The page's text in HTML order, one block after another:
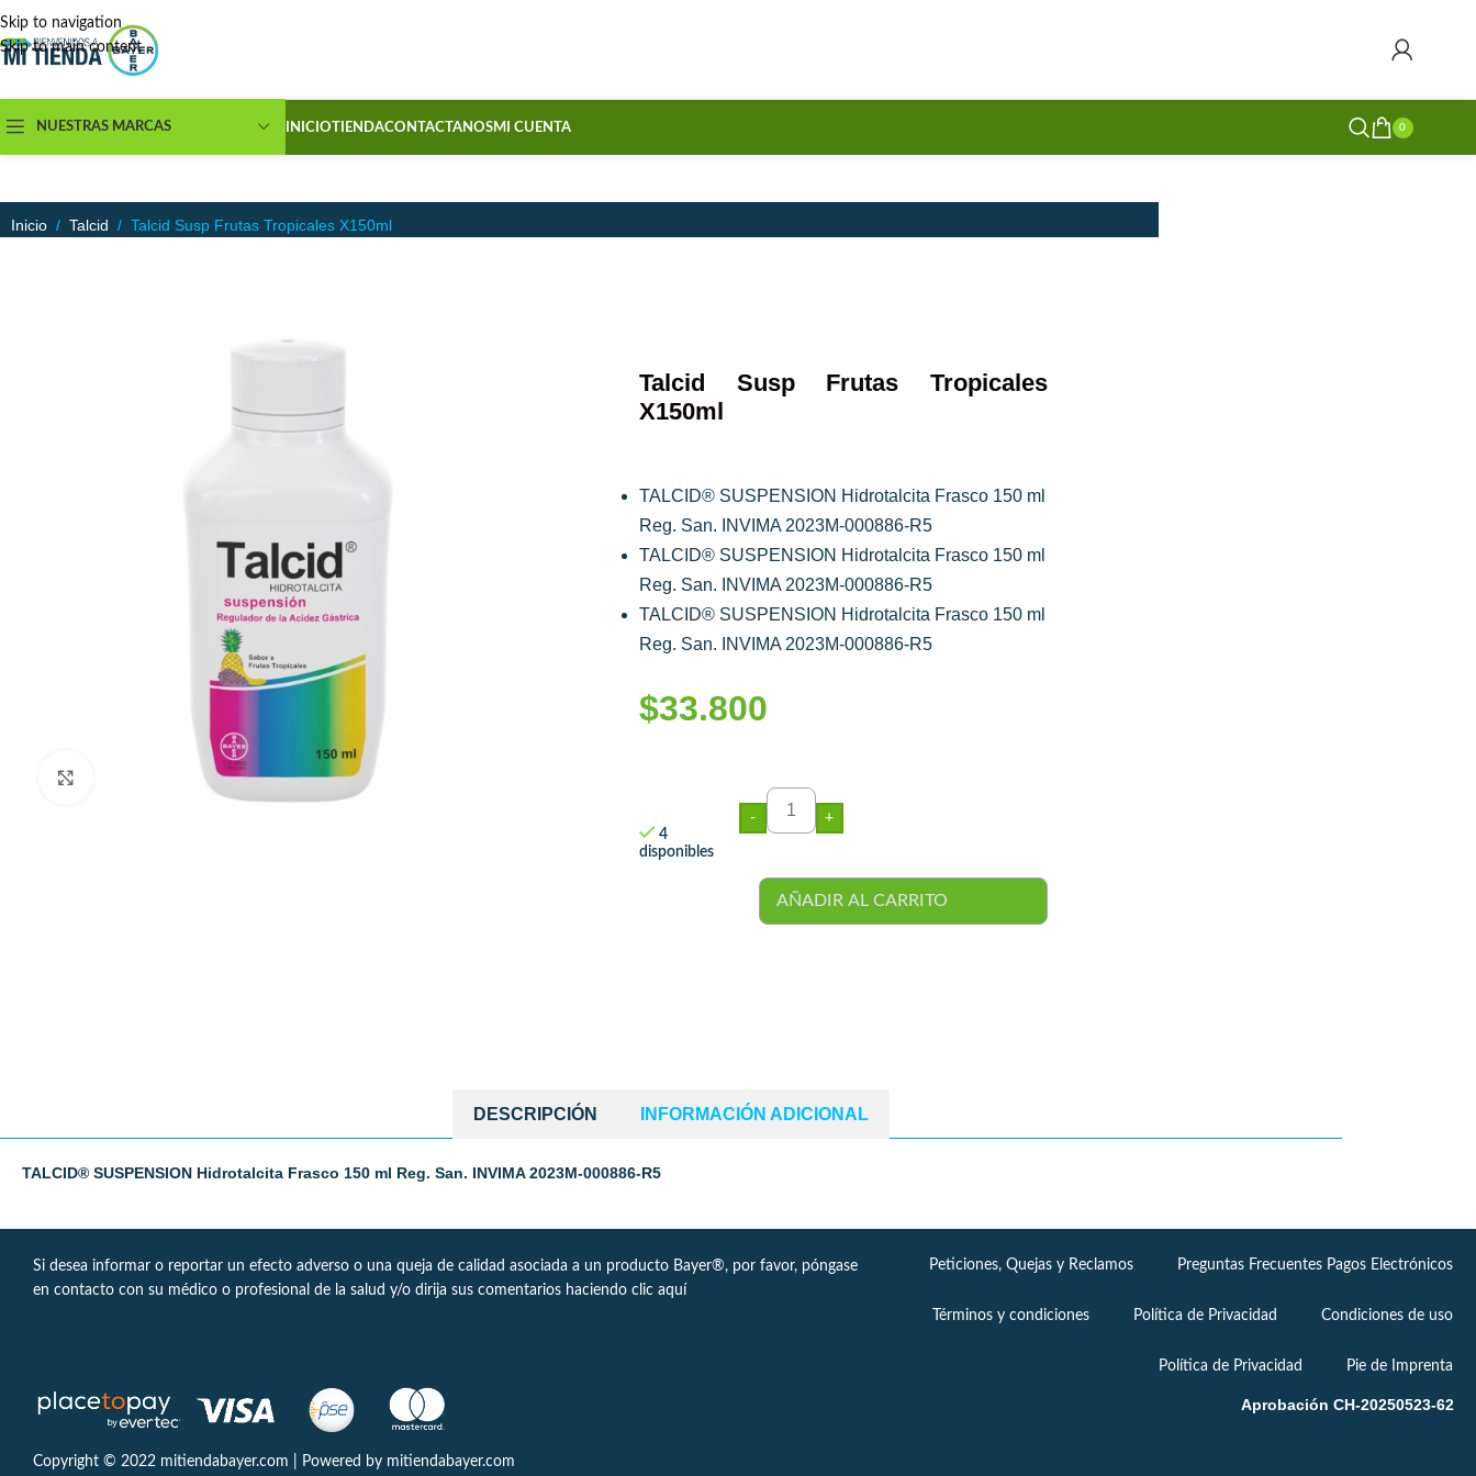
Skip to navigation
Skip to main content
NUESTRAS MARCAS INICIOTIENDACONTACTANOSMI CUENTA 0
Inicio / Talcid / Talcid Susp Frutas Tropicales X150ml
Talcid Susp Frutas Tropicales
X150ml
TALCID® SUSPENSION Hidrotalcita Frasco 150 ml
Reg. San. INVIMA 2023M-000886-R5
TALCID® SUSPENSION Hidrotalcita Frasco 150 ml
Reg. San. INVIMA 2023M-000886-R5
TALCID® SUSPENSION Hidrotalcita Frasco 150 ml
Reg. San. INVIMA 2023M-000886-R5
$33.800
4
disponibles
- +
AÑADIR AL CARRITO
DESCRIPCIÓN INFORMACIÓN ADICIONAL
TALCID® SUSPENSION Hidrotalcita Frasco 150 ml Reg. San. INVIMA 2023M-000886-R5
Si desea informar o reportar un efecto adverso o una queja de calidad asociada a un producto Bayer®, por favor, póngase
en contacto con su médico o profesional de la salud y/o dirija sus comentarios haciendo clic aquí
Copyright © 2022 mitiendabayer.com | Powered by mitiendabayer.com
Peticiones, Quejas y Reclamos Preguntas Frecuentes Pagos Electrónicos
Términos y condiciones Política de Privacidad Condiciones de uso
Política de Privacidad Pie de Imprenta
Aprobación CH-20250523-62